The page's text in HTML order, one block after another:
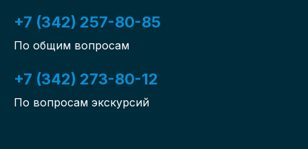
+7 (342) 257-80-85
По общим вопросам
+7 (342) 273-80-12
По вопросам экскурсий